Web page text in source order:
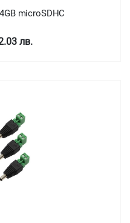
microSDHC
лв.